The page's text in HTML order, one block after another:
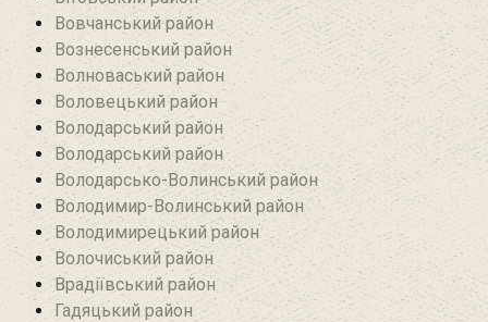
Вовчанський район
Вознесенський район
Волноваський район
Воловецький район
Володарський район
Володарський район
Володарсько-Волинський район
Володимир-Волинський район
Володимирецький район‎
Волочиський район
Врадіївський район‎
Гадяцький район